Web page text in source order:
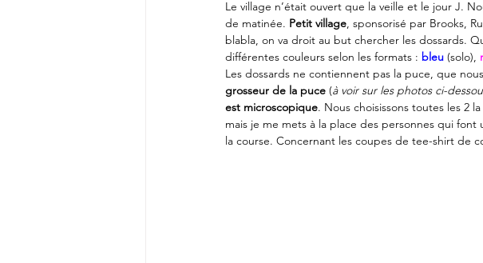
Le village n’était ouvert que la veille et le jour J.
de matinée. Petit village, sponsorisé par Brooks,
blabla, on va droit au but chercher les dossards.
différentes couleurs selon les formats : bleu (solo),
Les dossards ne contiennent pas la puce, que
grosseur de la puce (à voir sur les photos ci-
est microscopique. Nous choisissons toutes les 2
mais je me mets à la place des personnes qui font
la course. Concernant les coupes de tee-shirt de